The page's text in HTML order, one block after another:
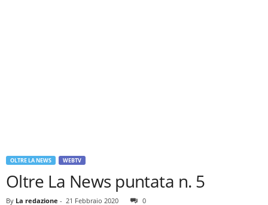
OLTRE LA NEWS WEBTV
Oltre La News puntata n. 5
By La redazione - 21 Febbraio 2020 0